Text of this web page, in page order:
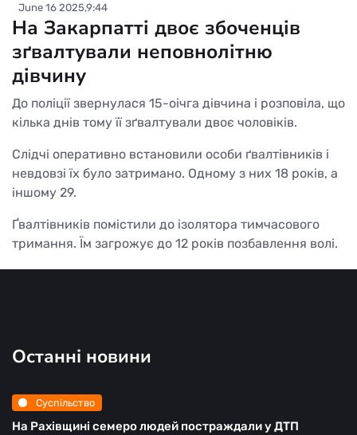
June 16 2025,9:44
На Закарпатті двоє збоченців
зґвалтували неповнолітню
дівчину
До поліції звернулася 15-оічга дівчина і розповіла, що
кілька днів тому її зґвалтували двоє чоловіків.
Слідчі оперативно встановили особи ґвалтівників і
невдовзі їх було затримано. Одному з них 18 років, а
іншому 29.
Ґвалтівників помістили до ізолятора тимчасового
тримання. Їм загрожує до 12 років позбавлення волі.
Останні новини
Суспільство
На Рахівщині семеро людей постраждали у ДТП